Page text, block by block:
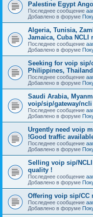
Palestine Egypt
Последнее сообщение
Добавлено в форуме
Algeria, Tunisia,
Jamaica, Cuba NCLI
Последнее сообщение
Добавлено в форуме
Seeking for voip sip/
Philippines,
Последнее сообщение
Добавлено в форуме
Saudi Arabia,
voip/sip/gateway/
Последнее сообщение
Добавлено в форуме
Urgently need voip
!Good traffic
Последнее сообщение
Добавлено в форуме
Selling voip sip/NCLI
quality !
Последнее сообщение
Добавлено в форуме
Offering voip sip/CC
Последнее сообщение
Добавлено в форуме